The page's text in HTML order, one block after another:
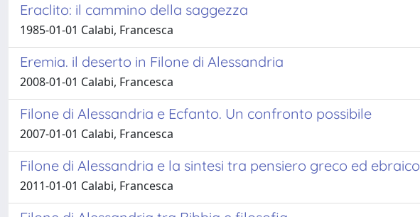
Eraclito: il cammino della saggezza
1985-01-01 Calabi, Francesca
Eremia. il deserto in Filone di Alessandria
2008-01-01 Calabi, Francesca
Filone di Alessandria e Ecfanto. Un confronto possibile
2007-01-01 Calabi, Francesca
Filone di Alessandria e la sintesi tra pensiero greco ed ebraico
2011-01-01 Calabi, Francesca